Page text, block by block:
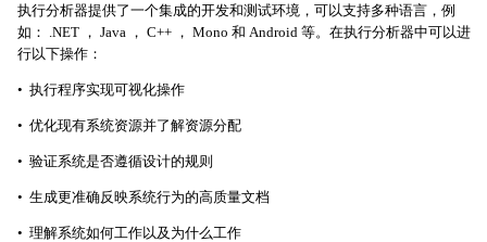
执行分析器提供了一个集成的开发和测试环境，可以支持多种语言，例
如： .NET ， Java ， C++ ， Mono 和 Android 等。在执行分析器中可以进
行以下操作：
• 执行程序实现可视化操作
• 优化现有系统资源并了解资源分配
• 验证系统是否遵循设计的规则
• 生成更准确反映系统行为的高质量文档
• 理解系统如何工作以及为什么工作